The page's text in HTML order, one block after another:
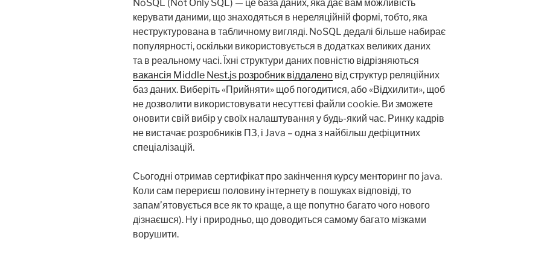
NoSQL (Not Only SQL) — це база даних, яка дає вам можливість
керувати даними, що знаходяться в нереляційній формі, тобто, яка
неструктурована в табличному вигляді. NoSQL дедалі більше набирає
популярності, оскільки використовується в додатках великих даних
та в реальному часі. Їхні структури даних повністю відрізняються
вакансія Middle Nest.js розробник віддалено від структур реляційних
баз даних. Виберіть «Прийняти» щоб погодитися, або «Відхилити», щоб
не дозволити використовувати несуттєві файли cookie. Ви зможете
оновити свій вибір у своїх налаштування у будь-який час. Ринку кадрів
не вистачає розробників ПЗ, і Java – одна з найбільш дефіцитних
спеціалізацій.
Сьогодні отримав сертифікат про закінчення курсу менторинг по java.
Коли сам перериєш половину інтернету в пошуках відповіді, то
запам’ятовується все як то краще, а ще попутно багато чого нового
дізнаєшся). Ну і природньо, що доводиться самому багато мізками
ворушити.